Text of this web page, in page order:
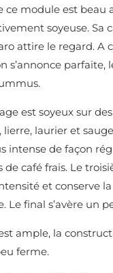
ce module est beau
soyeuse. Sa
attire le regard. A
s’annonce parfaite,
est soyeux sur
lierre, laurier et
intense de façon
de café frais. Le
et conserve
Le final s’avère un
ample, la
ferme.